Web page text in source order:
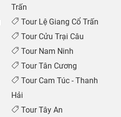
Trấn
Tour Lệ Giang Cổ Trấn
Tour Cửu Trại Câu
Tour Nam Ninh
Tour Tân Cương
Tour Cam Túc - Thanh
Hải
Tour Tây An